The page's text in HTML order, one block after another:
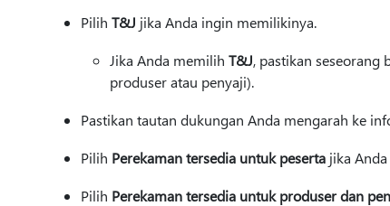
Pilih T&J jika Anda ingin memilikinya.
Jika Anda memilih T&J, pastikan seseorang
produser atau penyaji).
Pastikan tautan dukungan Anda mengarah ke
Pilih Perekaman tersedia untuk peserta jika
Pilih Perekaman tersedia untuk produser dan